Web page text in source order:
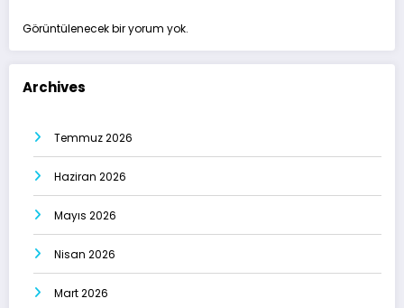
Görüntülenecek bir yorum yok.
Archives
Temmuz 2026
Haziran 2026
Mayıs 2026
Nisan 2026
Mart 2026